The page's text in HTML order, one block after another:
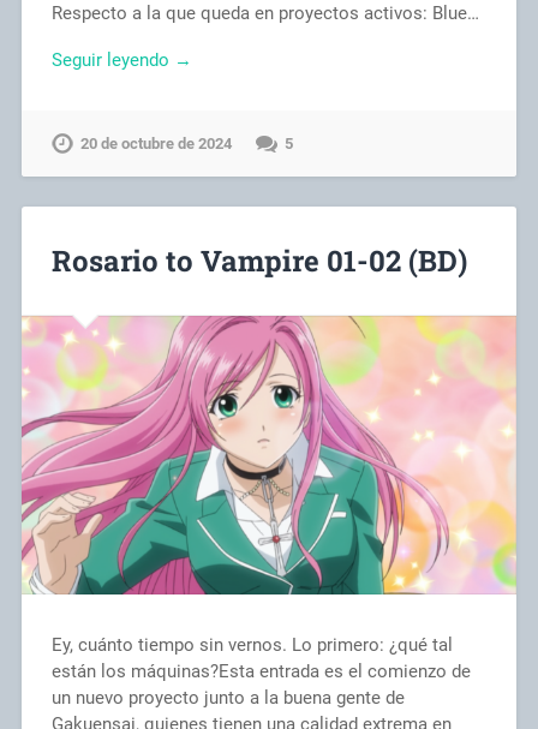
Respecto a la que queda en proyectos activos: Blue…
Seguir leyendo →
20 de octubre de 2024 5
Rosario to Vampire 01-02 (BD)
Ey, cuánto tiempo sin vernos. Lo primero: ¿qué tal
están los máquinas?Esta entrada es el comienzo de
un nuevo proyecto junto a la buena gente de
Gakuensai, quienes tienen una calidad extrema en